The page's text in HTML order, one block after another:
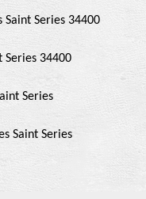
Series 34400
Series 34400
Series
Saint Series